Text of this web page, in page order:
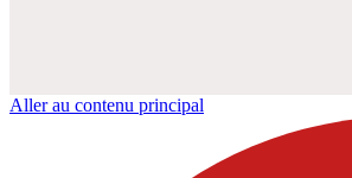
Aller au contenu principal